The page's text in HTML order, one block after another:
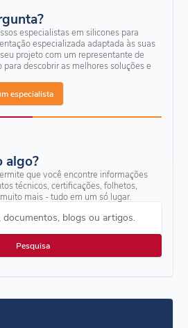
especialistas em silicones para
especializada adaptada às suas
projeto com um representante de
descobrir as melhores soluções e
especialista
algo?
que você encontre informações
técnicos, certificações, folhetos,
mais - tudo em um só lugar.
blogs ou artigos.